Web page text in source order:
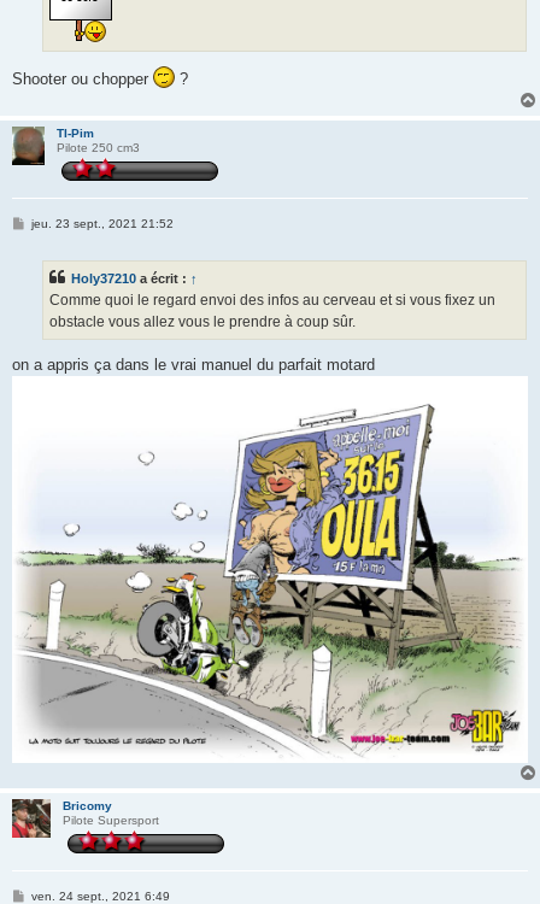
Shooter ou chopper ?
TI-Pim
Pilote 250 cm3
Mjeu. 23 sept., 2021 21:52
Holy37210 a écrit : ↑
Comme quoi le regard envoi des infos au cerveau et si vous fixez un
obstacle vous allez vous le prendre à coup sûr.
on a appris ça dans le vrai manuel du parfait motard
Bricomy
Pilote Supersport
Mven. 24 sept., 2021 6:49